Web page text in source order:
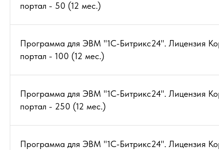
портал - 50 (12 мес.)
Программа для ЭВМ "1С-Битрикс24". Лицензия
портал - 100 (12 мес.)
Программа для ЭВМ "1С-Битрикс24". Лицензия
портал - 250 (12 мес.)
Программа для ЭВМ "1С-Битрикс24". Лицензия